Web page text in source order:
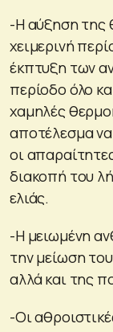
-Η αύξηση της
χειμερινή
έκπτυξη των
περίοδο όλο
χαμηλές
αποτέλεσμα να
οι
διακοπή του
ελιάς.
-Η μειωμένη
την μείωση
αλλά και της
-Οι